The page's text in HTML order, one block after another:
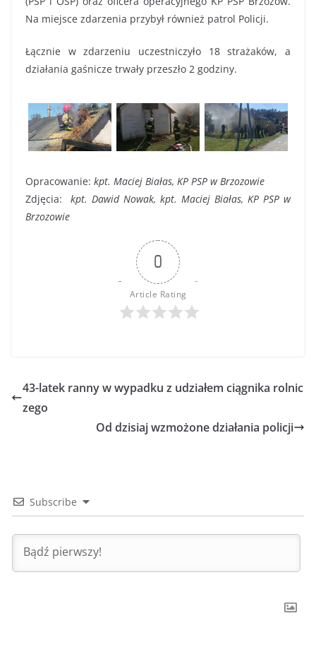
Na miejsce zdarzenia przybył również patrol Policji.
Łącznie w zdarzeniu uczestniczyło 18 strażaków, a
działania gaśnicze trwały przeszło 2 godziny.
Opracowanie: kpt. Maciej Białas, KP PSP w Brzozowie
Zdjęcia: kpt. Dawid Nowak, kpt. Maciej Białas, KP PSP w
Brzozowie
0
Article Rating
43-latek ranny w wypadku z udziałem ciągnika rolnic
zego
Od dzisiaj wzmożone działania policji
Subscribe